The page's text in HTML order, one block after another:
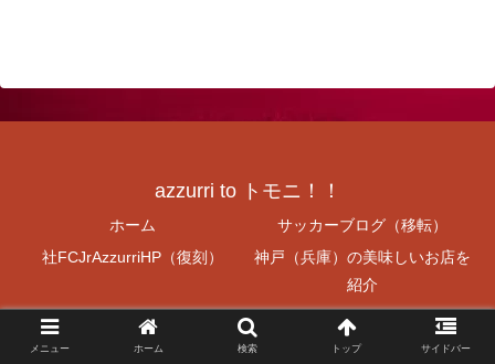
azzurri to トモニ！！
ホーム
サッカーブログ（移転）
社FCJrAzzurriHP（復刻）
神戸（兵庫）の美味しいお店を
紹介
ラーメン食べよう
V神戸無料プレゼント！！
不労所得（目標月額20万円）
旧NISA・新NISA
メニュー ホーム 検索 トップ サイドバー